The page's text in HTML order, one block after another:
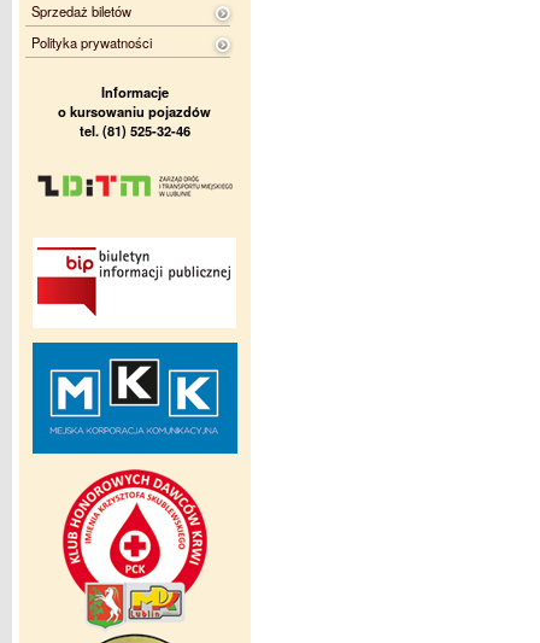
Sprzedaż biletów
Polityka prywatności
Informacje
o kursowaniu pojazdów
tel. (81) 525-32-46